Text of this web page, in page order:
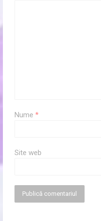
Nume *
Site web